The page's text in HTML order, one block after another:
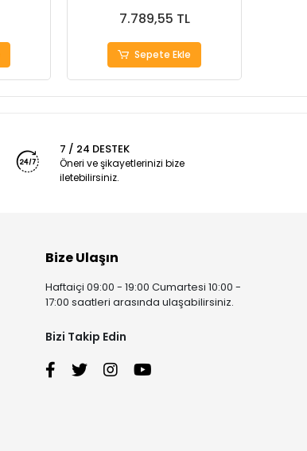
7.789,55 TL
Sepete Ekle
7 / 24 DESTEK
Öneri ve şikayetlerinizi bize
iletebilirsiniz.
Bize Ulaşın
Haftaiçi 09:00 - 19:00 Cumartesi 10:00 -
17:00 saatleri arasında ulaşabilirsiniz.
Bizi Takip Edin